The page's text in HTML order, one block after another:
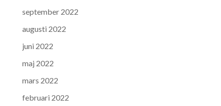
september 2022
augusti 2022
juni 2022
maj 2022
mars 2022
februari 2022